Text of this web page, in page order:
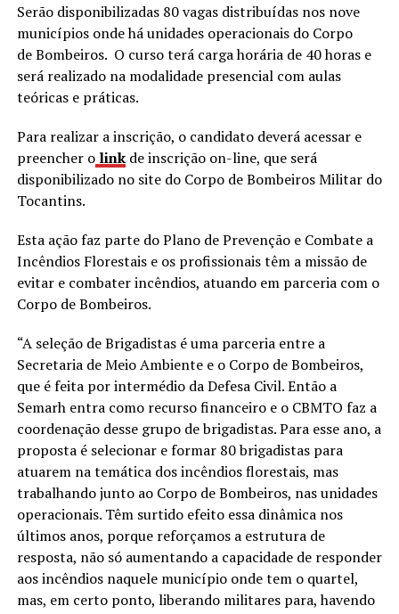
Serão disponibilizadas 80 vagas distribuídas nos nove
municípios onde há unidades operacionais do Corpo
de Bombeiros. O curso terá carga horária de 40 horas e
será realizado na modalidade presencial com aulas
teóricas e práticas.
Para realizar a inscrição, o candidato deverá acessar e
preencher o linkde inscrição on-line, que será
disponibilizado no site do Corpo de Bombeiros Militar do
Tocantins.
Esta ação faz parte do Plano de Prevenção e Combate a
Incêndios Florestais e os profissionais têm a missão de
evitar e combater incêndios, atuando em parceria com o
Corpo de Bombeiros.
“A seleção de Brigadistas é uma parceria entre a
Secretaria de Meio Ambiente e o Corpo de Bombeiros,
que é feita por intermédio da Defesa Civil. Então a
Semarh entra como recurso financeiro e o CBMTO faz a
coordenação desse grupo de brigadistas. Para esse ano, a
proposta é selecionar e formar 80 brigadistas para
atuarem na temática dos incêndios florestais, mas
trabalhando junto ao Corpo de Bombeiros, nas unidades
operacionais. Têm surtido efeito essa dinâmica nos
últimos anos, porque reforçamos a estrutura de
resposta, não só aumentando a capacidade de responder
aos incêndios naquele município onde tem o quartel,
mas, em certo ponto, liberando militares para, havendo